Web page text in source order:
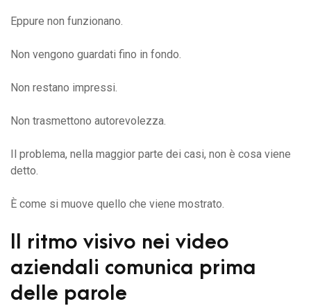
Eppure non funzionano.
Non vengono guardati fino in fondo.
Non restano impressi.
Non trasmettono autorevolezza.
Il problema, nella maggior parte dei casi, non è cosa viene
detto.
È come si muove quello che viene mostrato.
Il ritmo visivo nei video
aziendali comunica prima
delle parole